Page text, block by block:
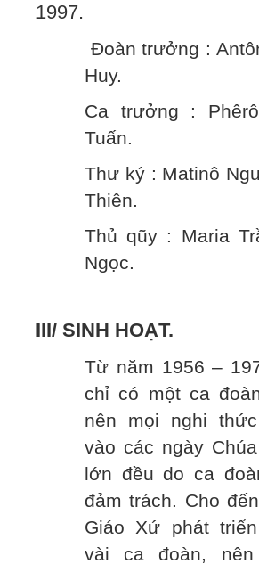
1997.
Đoàn trưởng :
Huy.
Ca trưởng :
Tuấn.
Thư ký : Matinô
Thiên.
Thủ qũy : Maria
Ngọc.
III/ SINH HOẠT.
Từ năm 1956 –
chỉ có một ca
nên mọi nghi
vào các ngày
lớn đều do ca
đảm trách. Cho
Giáo Xứ phát
vài ca đoàn,